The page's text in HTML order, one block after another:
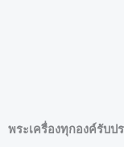
พระเครื่องทุกองค์รับ